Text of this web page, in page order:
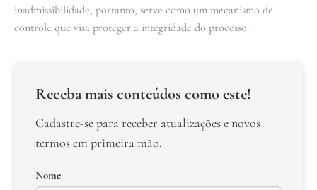
inadmissibilidade, portanto, serve como um mecanismo de
controle que visa proteger a integridade do processo.
Receba mais conteúdos como este!
Cadastre-se para receber atualizações e novos
termos em primeira mão.
Nome